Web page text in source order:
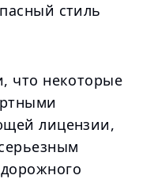
стиль
что некоторые
лицензии,